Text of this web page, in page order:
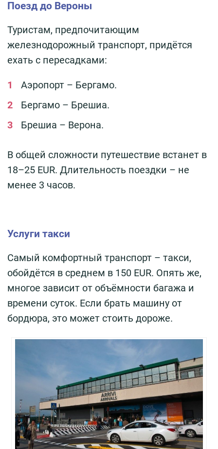
Поезд до Вероны
Туристам, предпочитающим
железнодорожный транспорт, придётся
ехать с пересадками:
Аэропорт – Бергамо.
Бергамо – Брешиа.
Брешиа – Верона.
В общей сложности путешествие встанет в
18–25 EUR. Длительность поездки – не
менее 3 часов.
Услуги такси
Самый комфортный транспорт – такси,
обойдётся в среднем в 150 EUR. Опять же,
многое зависит от объёмности багажа и
времени суток. Если брать машину от
бордюра, это может стоить дороже.